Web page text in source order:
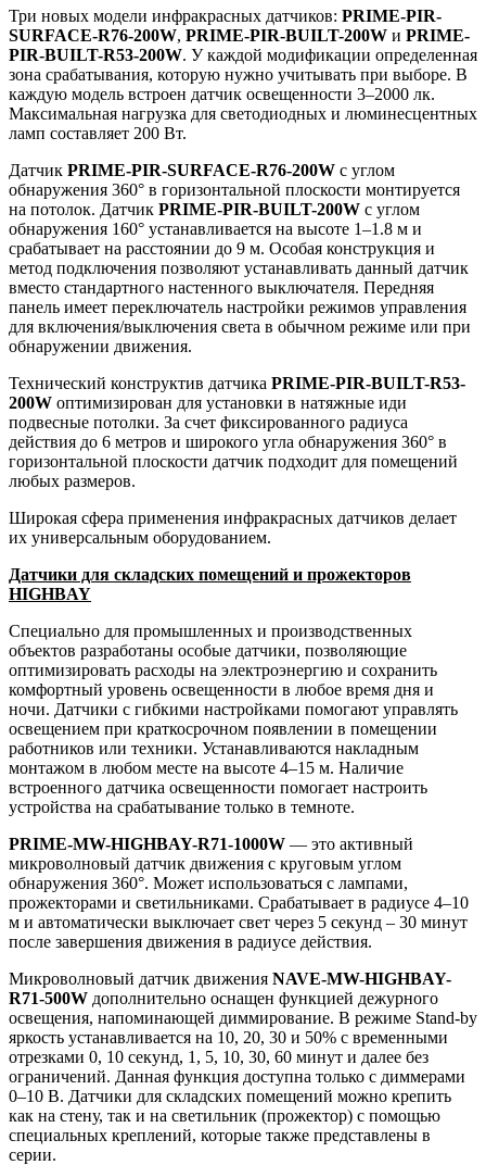
Три новых модели инфракрасных датчиков: PRIME-PIR-
SURFACE-R76-200W, PRIME-PIR-BUILT-200W и PRIME-
PIR-BUILT-R53-200W. У каждой модификации определенная
зона срабатывания, которую нужно учитывать при выборе. В
каждую модель встроен датчик освещенности 3–2000 лк.
Максимальная нагрузка для светодиодных и люминесцентных
ламп составляет 200 Вт.
Датчик PRIME-PIR-SURFACE-R76-200W с углом
обнаружения 360° в горизонтальной плоскости монтируется
на потолок. Датчик PRIME-PIR-BUILT-200W с углом
обнаружения 160° устанавливается на высоте 1–1.8 м и
срабатывает на расстоянии до 9 м. Особая конструкция и
метод подключения позволяют устанавливать данный датчик
вместо стандартного настенного выключателя. Передняя
панель имеет переключатель настройки режимов управления
для включения/выключения света в обычном режиме или при
обнаружении движения.
Технический конструктив датчика PRIME-PIR-BUILT-R53-
200W оптимизирован для установки в натяжные иди
подвесные потолки. За счет фиксированного радиуса
действия до 6 метров и широкого угла обнаружения 360° в
горизонтальной плоскости датчик подходит для помещений
любых размеров.
Широкая сфера применения инфракрасных датчиков делает
их универсальным оборудованием.
Датчики для складских помещений и прожекторов
HIGHBAY
Специально для промышленных и производственных
объектов разработаны особые датчики, позволяющие
оптимизировать расходы на электроэнергию и сохранить
комфортный уровень освещенности в любое время дня и
ночи. Датчики с гибкими настройками помогают управлять
освещением при краткосрочном появлении в помещении
работников или техники. Устанавливаются накладным
монтажом в любом месте на высоте 4–15 м. Наличие
встроенного датчика освещенности помогает настроить
устройства на срабатывание только в темноте.
PRIME-MW-HIGHBAY-R71-1000W — это активный
микроволновый датчик движения с круговым углом
обнаружения 360°. Может использоваться с лампами,
прожекторами и светильниками. Срабатывает в радиусе 4–10
м и автоматически выключает свет через 5 секунд – 30 минут
после завершения движения в радиусе действия.
Микроволновый датчик движения NAVE-MW-HIGHBAY-
R71-500W дополнительно оснащен функцией дежурного
освещения, напоминающей диммирование. В режиме Stand-by
яркость устанавливается на 10, 20, 30 и 50% с временными
отрезками 0, 10 секунд, 1, 5, 10, 30, 60 минут и далее без
ограничений. Данная функция доступна только с диммерами
0–10 В. Датчики для складских помещений можно крепить
как на стену, так и на светильник (прожектор) с помощью
специальных креплений, которые также представлены в
серии.